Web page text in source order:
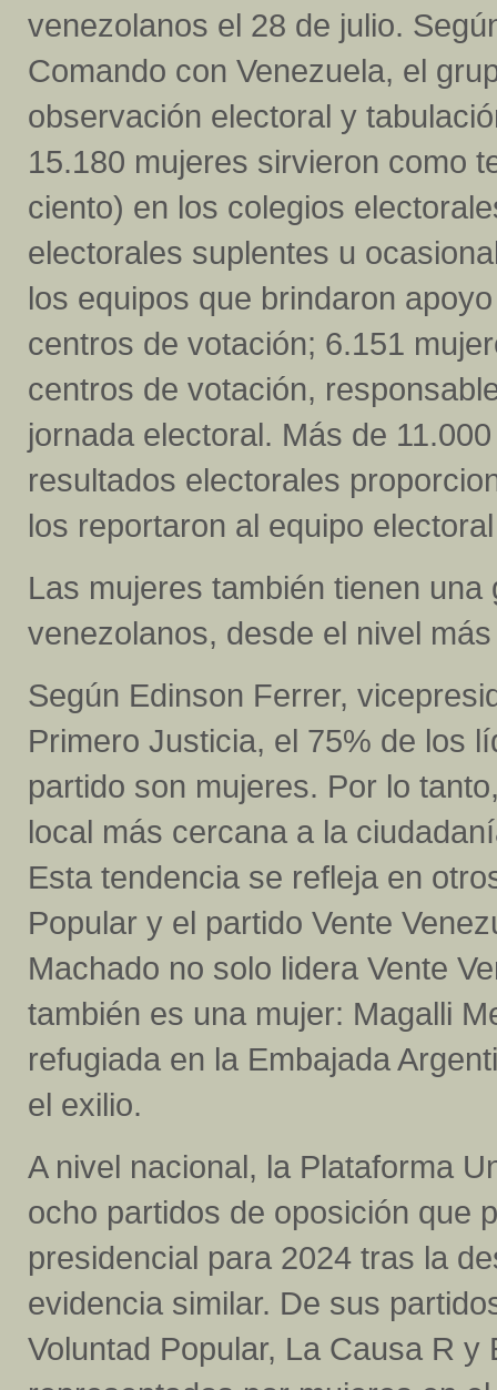
venezolanos el 28 de julio.
Comando con Venezuela, el
observación electoral y
15.180 mujeres sirvieron como
ciento) en los colegios
electorales suplentes u
los equipos que brindaron
centros de votación; 6.151
centros de votación,
jornada electoral. Más de
resultados electorales
los reportaron al equipo
Las mujeres también tienen
venezolanos, desde el nivel
Según Edinson Ferrer,
Primero Justicia, el 75% de los
partido son mujeres. Por lo
local más cercana a la
Esta tendencia se refleja en
Popular y el partido Vente
Machado no solo lidera Vente
también es una mujer: Magalli
refugiada en la Embajada
el exilio.
A nivel nacional, la Plataforma
ocho partidos de oposición que
presidencial para 2024 tras la
evidencia similar. De sus
Voluntad Popular, La Causa R